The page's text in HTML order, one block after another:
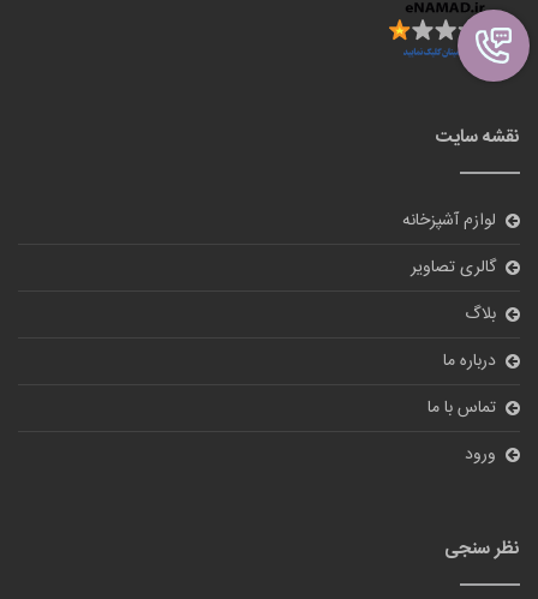
نقشه سایت
لوازم آشپزخانه
گالری تصاویر
بلاگ
درباره ما
تماس با ما
ورود
نظر سنجی